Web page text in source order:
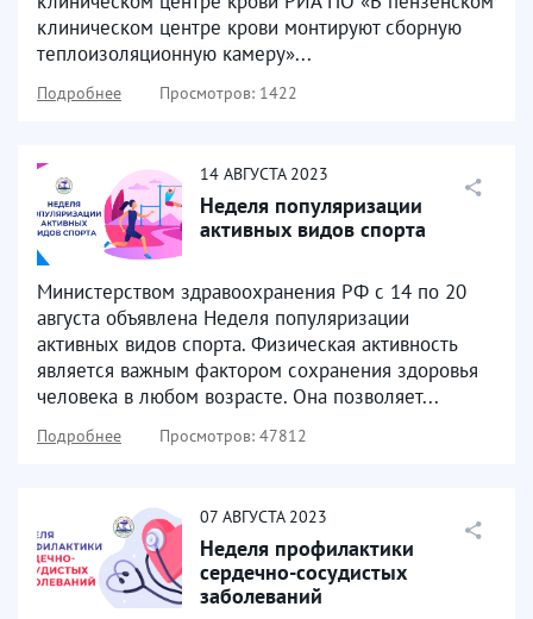
клиническом центре крови монтируют сборную
теплоизоляционную камеру»...
Подробнее Просмотров: 1422
14 АВГУСТА 2023
Неделя популяризации
активных видов спорта
Министерством здравоохранения РФ с 14 по 20
августа объявлена Неделя популяризации
активных видов спорта. Физическая активность
является важным фактором сохранения здоровья
человека в любом возрасте. Она позволяет...
Подробнее Просмотров: 47812
07 АВГУСТА 2023
Неделя профилактики
сердечно-сосудистых
заболеваний